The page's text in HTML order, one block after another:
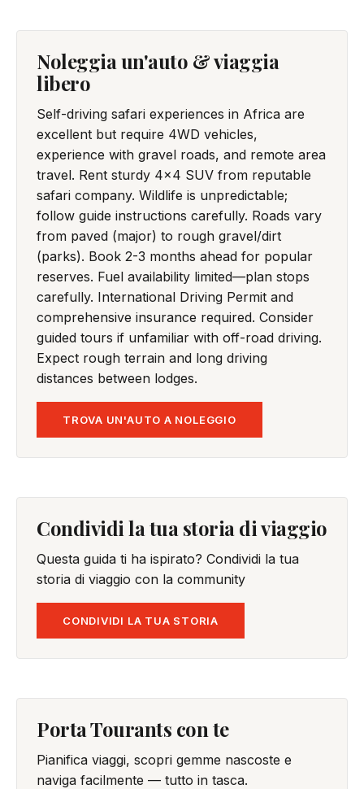
Noleggia un'auto & viaggia
libero
Self-driving safari experiences in Africa are
excellent but require 4WD vehicles,
experience with gravel roads, and remote area
travel. Rent sturdy 4x4 SUV from reputable
safari company. Wildlife is unpredictable;
follow guide instructions carefully. Roads vary
from paved (major) to rough gravel/dirt
(parks). Book 2-3 months ahead for popular
reserves. Fuel availability limited—plan stops
carefully. International Driving Permit and
comprehensive insurance required. Consider
guided tours if unfamiliar with off-road driving.
Expect rough terrain and long driving
distances between lodges.
TROVA UN'AUTO A NOLEGGIO
Condividi la tua storia di viaggio
Questa guida ti ha ispirato? Condividi la tua
storia di viaggio con la community
CONDIVIDI LA TUA STORIA
Porta Tourants con te
Pianifica viaggi, scopri gemme nascoste e
naviga facilmente — tutto in tasca.